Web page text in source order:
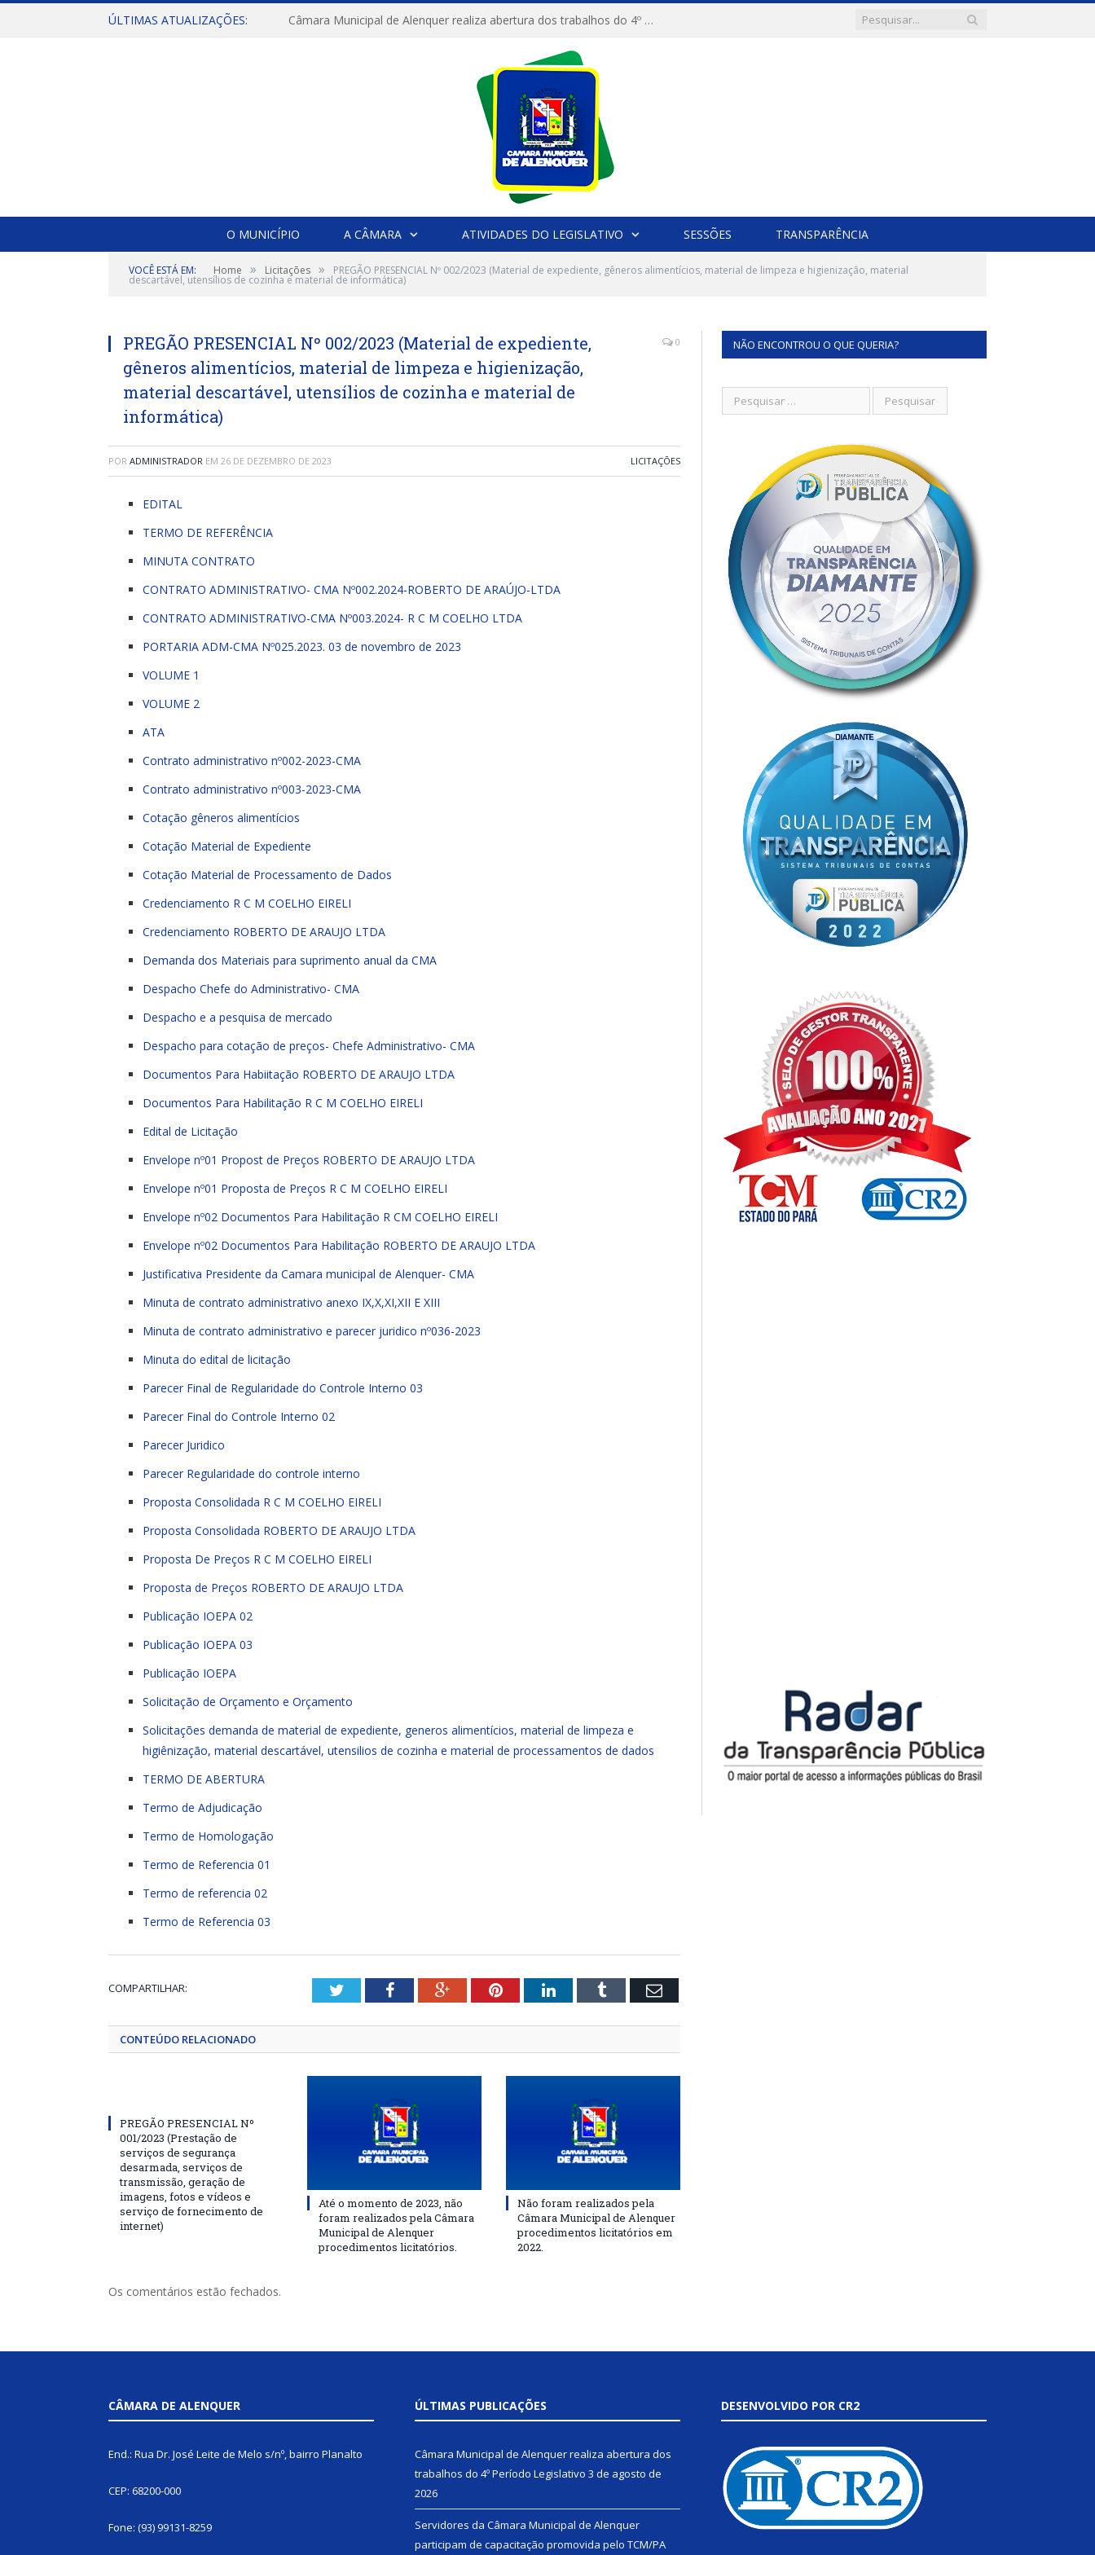
ÚLTIMAS ATUALIZAÇÕES: Câmara Municipal de Alenquer realiza abertura dos trabalhos do 4º Período Legislativo
O MUNICÍPIO A CÂMARA ATIVIDADES DO LEGISLATIVO SESSÕES TRANSPARÊNCIA
VOCÊ ESTÁ EM: Home » Licitações » PREGÃO PRESENCIAL Nº 002/2023 (Material de expediente, gêneros alimentícios, material de limpeza e higienização, material
descartável, utensílios de cozinha e material de informática)
PREGÃO PRESENCIAL Nº 002/2023 (Material de expediente,
gêneros alimentícios, material de limpeza e higienização,
material descartável, utensílios de cozinha e material de
informática)
0
POR ADMINISTRADOR EM 26 DE DEZEMBRO DE 2023 LICITAÇÕES
EDITAL
TERMO DE REFERÊNCIA
MINUTA CONTRATO
CONTRATO ADMINISTRATIVO- CMA Nº002.2024-ROBERTO DE ARAÚJO-LTDA
CONTRATO ADMINISTRATIVO-CMA Nº003.2024- R C M COELHO LTDA
PORTARIA ADM-CMA Nº025.2023. 03 de novembro de 2023
VOLUME 1
VOLUME 2
ATA
Contrato administrativo nº002-2023-CMA
Contrato administrativo nº003-2023-CMA
Cotação gêneros alimentícios
Cotação Material de Expediente
Cotação Material de Processamento de Dados
Credenciamento R C M COELHO EIRELI
Credenciamento ROBERTO DE ARAUJO LTDA
Demanda dos Materiais para suprimento anual da CMA
Despacho Chefe do Administrativo- CMA
Despacho e a pesquisa de mercado
Despacho para cotação de preços- Chefe Administrativo- CMA
Documentos Para Habiitação ROBERTO DE ARAUJO LTDA
Documentos Para Habilitação R C M COELHO EIRELI
Edital de Licitação
Envelope nº01 Propost de Preços ROBERTO DE ARAUJO LTDA
Envelope nº01 Proposta de Preços R C M COELHO EIRELI
Envelope nº02 Documentos Para Habilitação R CM COELHO EIRELI
Envelope nº02 Documentos Para Habilitação ROBERTO DE ARAUJO LTDA
Justificativa Presidente da Camara municipal de Alenquer- CMA
Minuta de contrato administrativo anexo IX,X,XI,XII E XIII
Minuta de contrato administrativo e parecer juridico nº036-2023
Minuta do edital de licitação
Parecer Final de Regularidade do Controle Interno 03
Parecer Final do Controle Interno 02
Parecer Juridico
Parecer Regularidade do controle interno
Proposta Consolidada R C M COELHO EIRELI
Proposta Consolidada ROBERTO DE ARAUJO LTDA
Proposta De Preços R C M COELHO EIRELI
Proposta de Preços ROBERTO DE ARAUJO LTDA
Publicação IOEPA 02
Publicação IOEPA 03
Publicação IOEPA
Solicitação de Orçamento e Orçamento
Solicitações demanda de material de expediente, generos alimentícios, material de limpeza e
higiênização, material descartável, utensilios de cozinha e material de processamentos de dados
TERMO DE ABERTURA
Termo de Adjudicação
Termo de Homologação
Termo de Referencia 01
Termo de referencia 02
Termo de Referencia 03
COMPARTILHAR: TwitterFacebookGoogle+PinterestLinkedInTumblr Email
CONTEÚDO RELACIONADO
PREGÃO PRESENCIAL Nº
001/2023 (Prestação de
serviços de segurança
desarmada, serviços de
transmissão, geração de
imagens, fotos e vídeos e
serviço de fornecimento de
internet)
Até o momento de 2023, não
foram realizados pela Câmara
Municipal de Alenquer
procedimentos licitatórios.
Não foram realizados pela
Câmara Municipal de Alenquer
procedimentos licitatórios em
2022.
Os comentários estão fechados.
NÃO ENCONTROU O QUE QUERIA?
CÂMARA DE ALENQUER
End.: Rua Dr. José Leite de Melo s/nº, bairro Planalto
CEP: 68200-000
Fone: (93) 99131-8259
ÚLTIMAS PUBLICAÇÕES
Câmara Municipal de Alenquer realiza abertura dos
trabalhos do 4º Período Legislativo 3 de agosto de
2026
Servidores da Câmara Municipal de Alenquer
participam de capacitação promovida pelo TCM/PA
DESENVOLVIDO POR CR2